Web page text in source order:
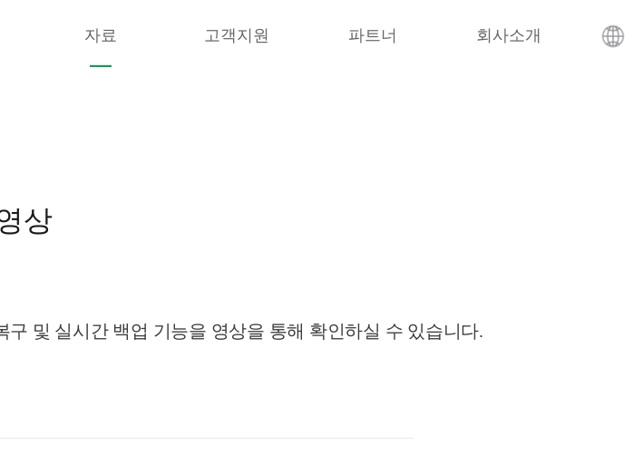
자료 고객지원 파트너 회사소개
상
및 실시간 백업 기능을 영상을 통해 확인하실 수 있습니다.